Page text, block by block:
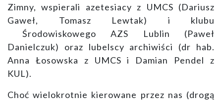
Zimny, wspierali azetesiacy z UMCS (Dariusz
Gaweł, Tomasz Lewtak) i klubu
Środowiskowego AZS Lublin (Paweł
Danielczuk) oraz lubelscy archiwiści (dr hab.
Anna Łosowska z UMCS i Damian Pendel z
KUL).
Choć wielokrotnie kierowane przez nas (drogą